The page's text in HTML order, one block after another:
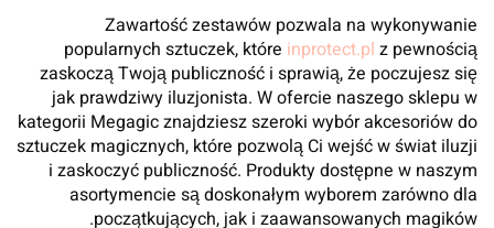
Zawartość zestawów pozwala na wykonywanie
popularnych sztuczek, które inprotect.pl z pewnością
zaskoczą Twoją publiczność i sprawią, że poczujesz się
jak prawdziwy iluzjonista. W ofercie naszego sklepu w
kategorii Megagic znajdziesz szeroki wybór akcesoriów do
sztuczek magicznych, które pozwolą Ci wejść w świat iluzji
i zaskoczyć publiczność. Produkty dostępne w naszym
asortymencie są doskonałym wyborem zarówno dla
początkujących, jak i zaawansowanych magików.